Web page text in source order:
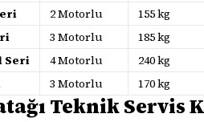
2 Motorlu 155 kg
3 Motorlu 185 kg
Seri
4 Motorlu 240 kg
3 Motorlu 170 kg
Teknik Servis